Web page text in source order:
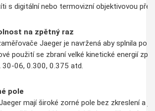
s digitální nebo termovizní objektivovou
na zpětný raz
Jaeger je navržená aby splnila
použití se zbraní velké kinetické energií
30-06, 0.300, 0.375 atd.
pole
mají široké zorné pole bez zkreslení a